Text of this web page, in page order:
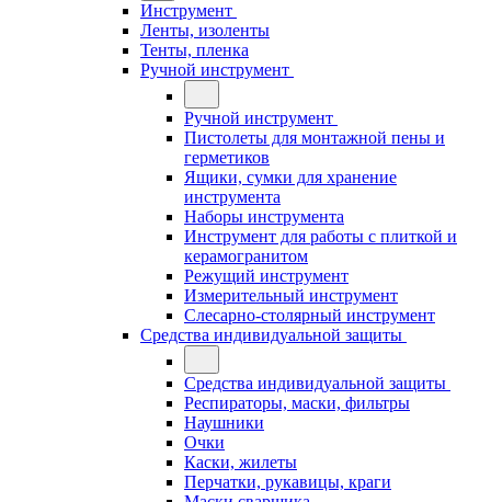
Инструмент
Ленты, изоленты
Тенты, пленка
Ручной инструмент
Ручной инструмент
Пистолеты для монтажной пены и
герметиков
Ящики, сумки для хранение
инструмента
Наборы инструмента
Инструмент для работы с плиткой и
керамогранитом
Режущий инструмент
Измерительный инструмент
Слесарно-столярный инструмент
Средства индивидуальной защиты
Средства индивидуальной защиты
Респираторы, маски, фильтры
Наушники
Очки
Каски, жилеты
Перчатки, рукавицы, краги